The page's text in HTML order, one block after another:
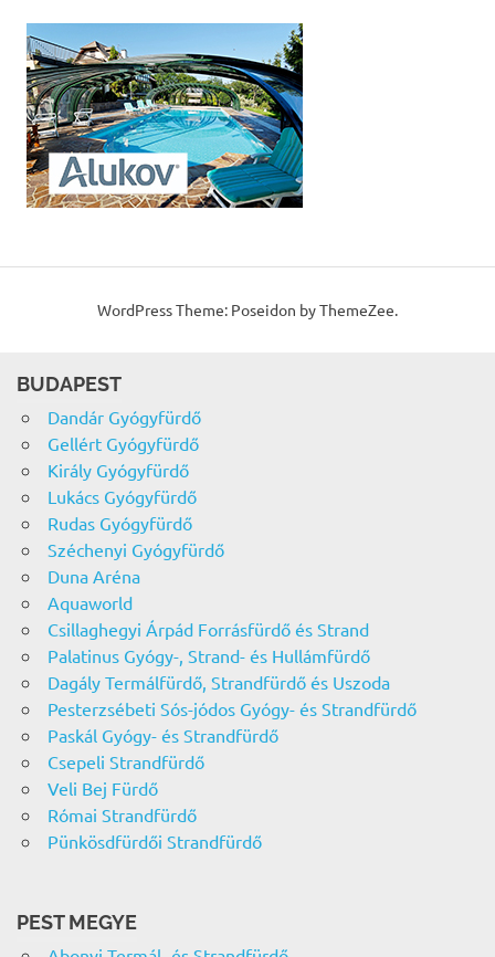
WordPress Theme: Poseidon by ThemeZee.
BUDAPEST
Dandár Gyógyfürdő
Gellért Gyógyfürdő
Király Gyógyfürdő
Lukács Gyógyfürdő
Rudas Gyógyfürdő
Széchenyi Gyógyfürdő
Duna Aréna
Aquaworld
Csillaghegyi Árpád Forrásfürdő és Strand
Palatinus Gyógy-, Strand- és Hullámfürdő
Dagály Termálfürdő, Strandfürdő és Uszoda
Pesterzsébeti Sós-jódos Gyógy- és Strandfürdő
Paskál Gyógy- és Strandfürdő
Csepeli Strandfürdő
Veli Bej Fürdő
Római Strandfürdő
Pünkösdfürdői Strandfürdő
PEST MEGYE